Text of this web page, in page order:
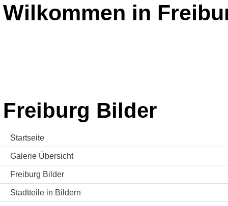
Wilkommen in
Freiburg Bilder
Startseite
Galerie Übersicht
Freiburg Bilder
Stadtteile in Bildern